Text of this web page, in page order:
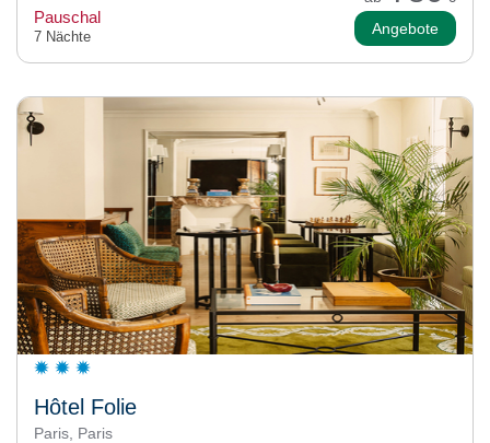
Pauschal
7 Nächte Angebote
Hôtel Folie
Paris, Paris